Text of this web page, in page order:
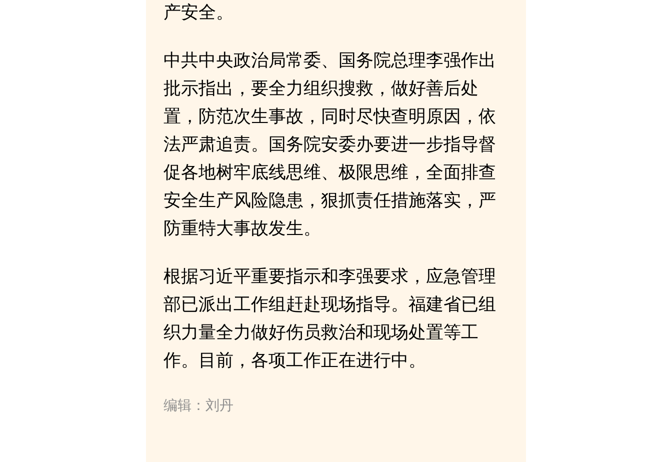
产安全。
中共中央政治局常委、国务院总理李强作出
批示指出，要全力组织搜救，做好善后处
置，防范次生事故，同时尽快查明原因，依
法严肃追责。国务院安委办要进一步指导督
促各地树牢底线思维、极限思维，全面排查
安全生产风险隐患，狠抓责任措施落实，严
防重特大事故发生。
根据习近平重要指示和李强要求，应急管理
部已派出工作组赶赴现场指导。福建省已组
织力量全力做好伤员救治和现场处置等工
作。目前，各项工作正在进行中。
编辑：刘丹